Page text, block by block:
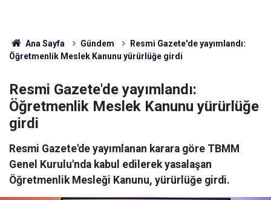
Ana Sayfa Gündem
Resmi Gazete'de yayımlandı:
Öğretmenlik Meslek Kanunu yürürlüğe girdi
Resmi Gazete'de yayımlandı:
Öğretmenlik Meslek Kanunu yürürlüğe
girdi
Resmi Gazete'de yayımlanan karara göre TBMM
Genel Kurulu'nda kabul edilerek yasalaşan
Öğretmenlik Mesleği Kanunu, yürürlüğe girdi.